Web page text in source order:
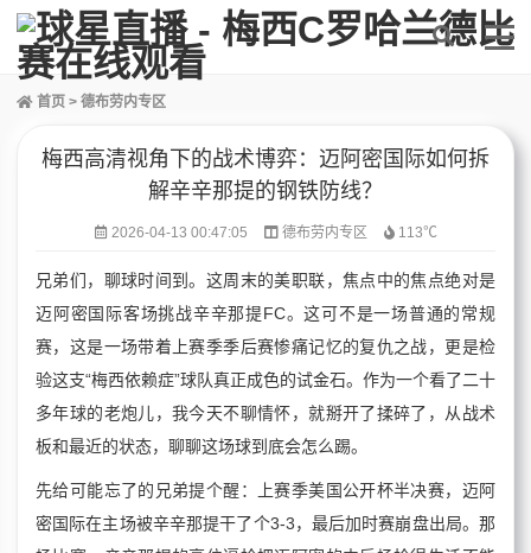
首页 > 德布劳内专区
梅西高清视角下的战术博弈：迈阿密国际如何拆
解辛辛那提的钢铁防线？
2026-04-13 00:47:05 德布劳内专区 113℃
兄弟们，聊球时间到。这周末的美职联，焦点中的焦点绝对是
迈阿密国际客场挑战辛辛那提FC。这可不是一场普通的常规
赛，这是一场带着上赛季季后赛惨痛记忆的复仇之战，更是检
验这支“梅西依赖症”球队真正成色的试金石。作为一个看了二十
多年球的老炮儿，我今天不聊情怀，就掰开了揉碎了，从战术
板和最近的状态，聊聊这场球到底会怎么踢。
先给可能忘了的兄弟提个醒：上赛季美国公开杯半决赛，迈阿
密国际在主场被辛辛那提干了个3-3，最后加时赛崩盘出局。那